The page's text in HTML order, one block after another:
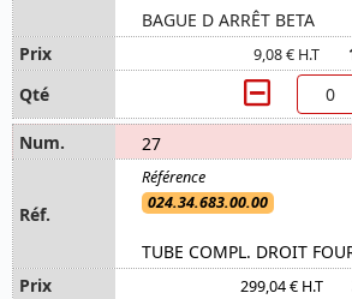
BAGUE D ARRÊT BETA
9,08 € H.T
27
024.34.683.00.00
TUBE COMPL. DROIT
299,04 € H.T